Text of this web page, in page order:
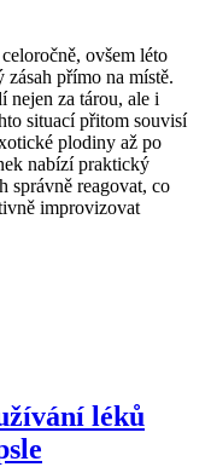
ovšem léto
přímo na místě.
nejen za tárou, ale i
situací přitom souvisí
plodiny až po
nabízí praktický
správně reagovat, co
improvizovat
léků